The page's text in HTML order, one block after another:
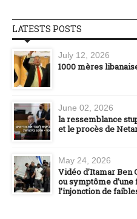
LATESTS POSTS
July 12, 2026
1000 mères
June 02, 2026
la ressemblance
et le procès de
May 24, 2026
Vidéo d’Itamar Ben
ou symptôme
l’injonction de